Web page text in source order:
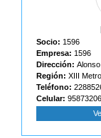
Socio: 1596
Empresa: 1596
Dirección:
Región: XIII
Teléfono:
Celular: